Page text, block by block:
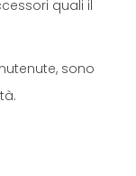
quali il
sono